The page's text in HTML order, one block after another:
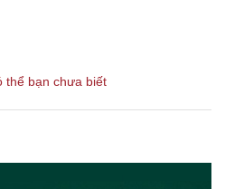
thể bạn chưa biết